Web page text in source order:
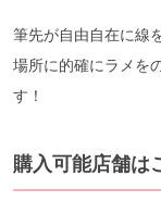
筆先が自由自在に線
場所に的確にラメを
す！
購入可能店舗は